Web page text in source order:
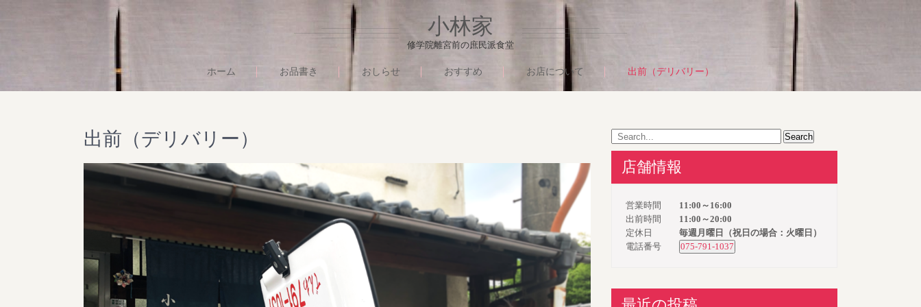
小林家
修学院離宮前の庶民派食堂
ホーム お品書き おしらせ おすすめ お店について 出前（デリバリー）
出前（デリバリー）
店舗情報
営業時間 11:00～16:00
出前時間 11:00～20:00
定休日 毎週月曜日（祝日の場合：火曜日）
電話番号
075-791-1037